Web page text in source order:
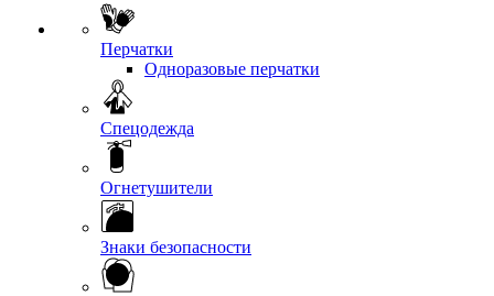
Перчатки
Одноразовые перчатки
Спецодежда
Огнетушители
Знаки безопасности